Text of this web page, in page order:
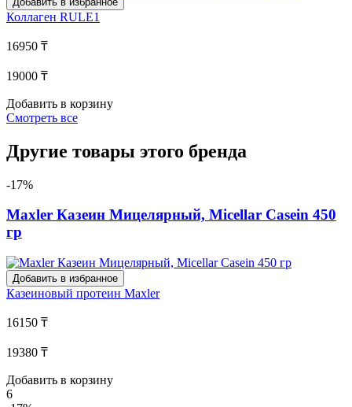
Коллаген RULE1
16950 ₸
19000 ₸
Добавить в корзину
Смотреть все
Другие товары этого бренда
-17%
Maxler Казеин Мицелярный, Micellar Casein 450
гр
Добавить в избранное
Казеиновый протеин Maxler
16150 ₸
19380 ₸
Добавить в корзину
6